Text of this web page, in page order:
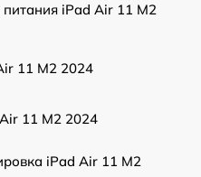
iPad Air 11 M2
11 M2 2024
11 M2 2024
iPad Air 11 M2